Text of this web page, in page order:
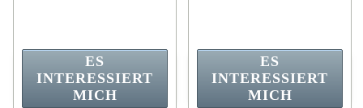
ES
INTERESSIERT
MICH
ES
INTERESSIERT
MICH